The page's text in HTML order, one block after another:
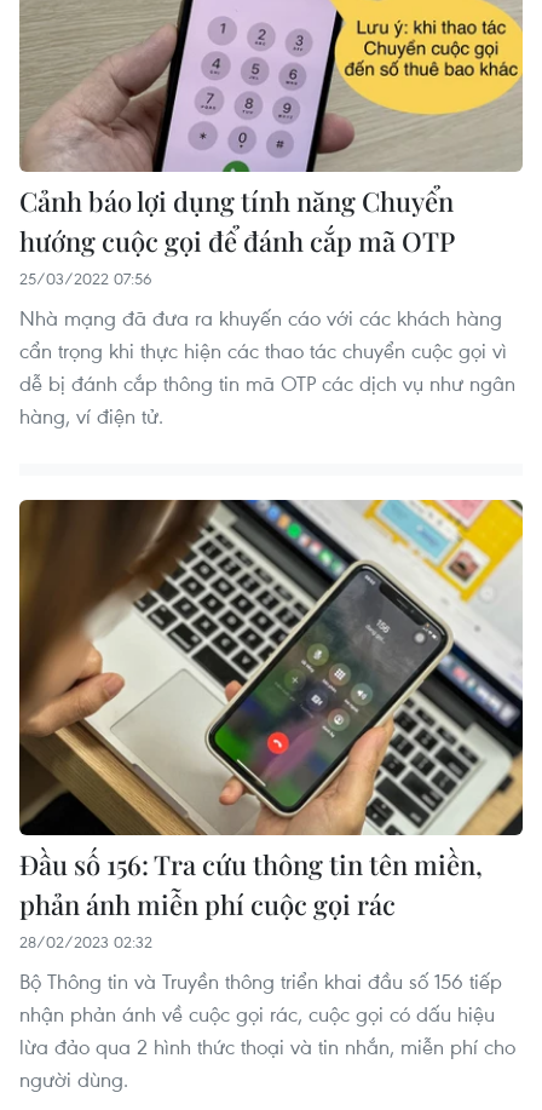
Cảnh báo lợi dụng tính năng Chuyển
hướng cuộc gọi để đánh cắp mã OTP
25/03/2022 07:56
Nhà mạng đã đưa ra khuyến cáo với các khách hàng
cẩn trọng khi thực hiện các thao tác chuyển cuộc gọi vì
dễ bị đánh cắp thông tin mã OTP các dịch vụ như ngân
hàng, ví điện tử.
Đầu số 156: Tra cứu thông tin tên miền,
phản ánh miễn phí cuộc gọi rác
28/02/2023 02:32
Bộ Thông tin và Truyền thông triển khai đầu số 156 tiếp
nhận phản ánh về cuộc gọi rác, cuộc gọi có dấu hiệu
lừa đảo qua 2 hình thức thoại và tin nhắn, miễn phí cho
người dùng.